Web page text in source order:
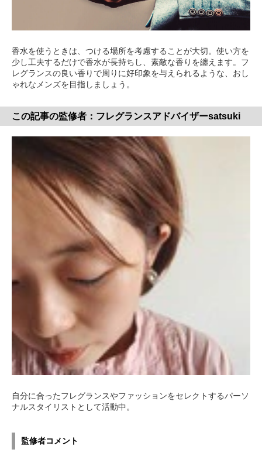
香水を使うときは、つける場所を考慮することが大切。使い方を
少し工夫するだけで香水が長持ちし、素敵な香りを纏えます。フ
レグランスの良い香りで周りに好印象を与えられるような、おし
ゃれなメンズを目指しましょう。
この記事の監修者：フレグランスアドバイザーsatsuki
自分に合ったフレグランスやファッションをセレクトするパーソ
ナルスタイリストとして活動中。
監修者コメント